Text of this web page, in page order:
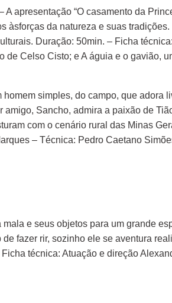
A apresentação “O casamento da
àsforças da natureza e suas
Duração: 50min. – Ficha
Celso Cisto; e A águia e o gavião,
simples, do campo, que adora
Sancho, admira a paixão de
com o cenário rural das Minas
– Técnica: Pedro Caetano
e seus objetos para um grande
fazer rir, sozinho ele se aventura
técnica: Atuação e direção